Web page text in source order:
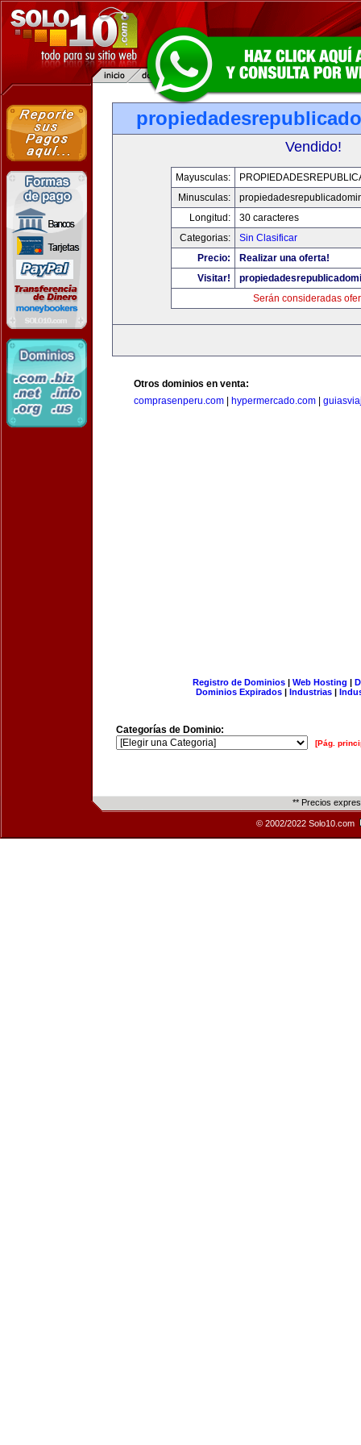
Vendido!
Mayusculas:
Minusculas:
Longitud:
30 caracteres
Categorias:
Sin Clasificar
Precio:
Realizar una oferta!
Visitar!
Serán consideradas
Otros dominios en venta:
comprasenperu.com
hypermercado.com
Registro de Dominios| Web Hosting |
Dominios Expirados | Industrias |
Categorías de Dominio:
[Pág.
** Precios
© 2002/2022 Solo10.com